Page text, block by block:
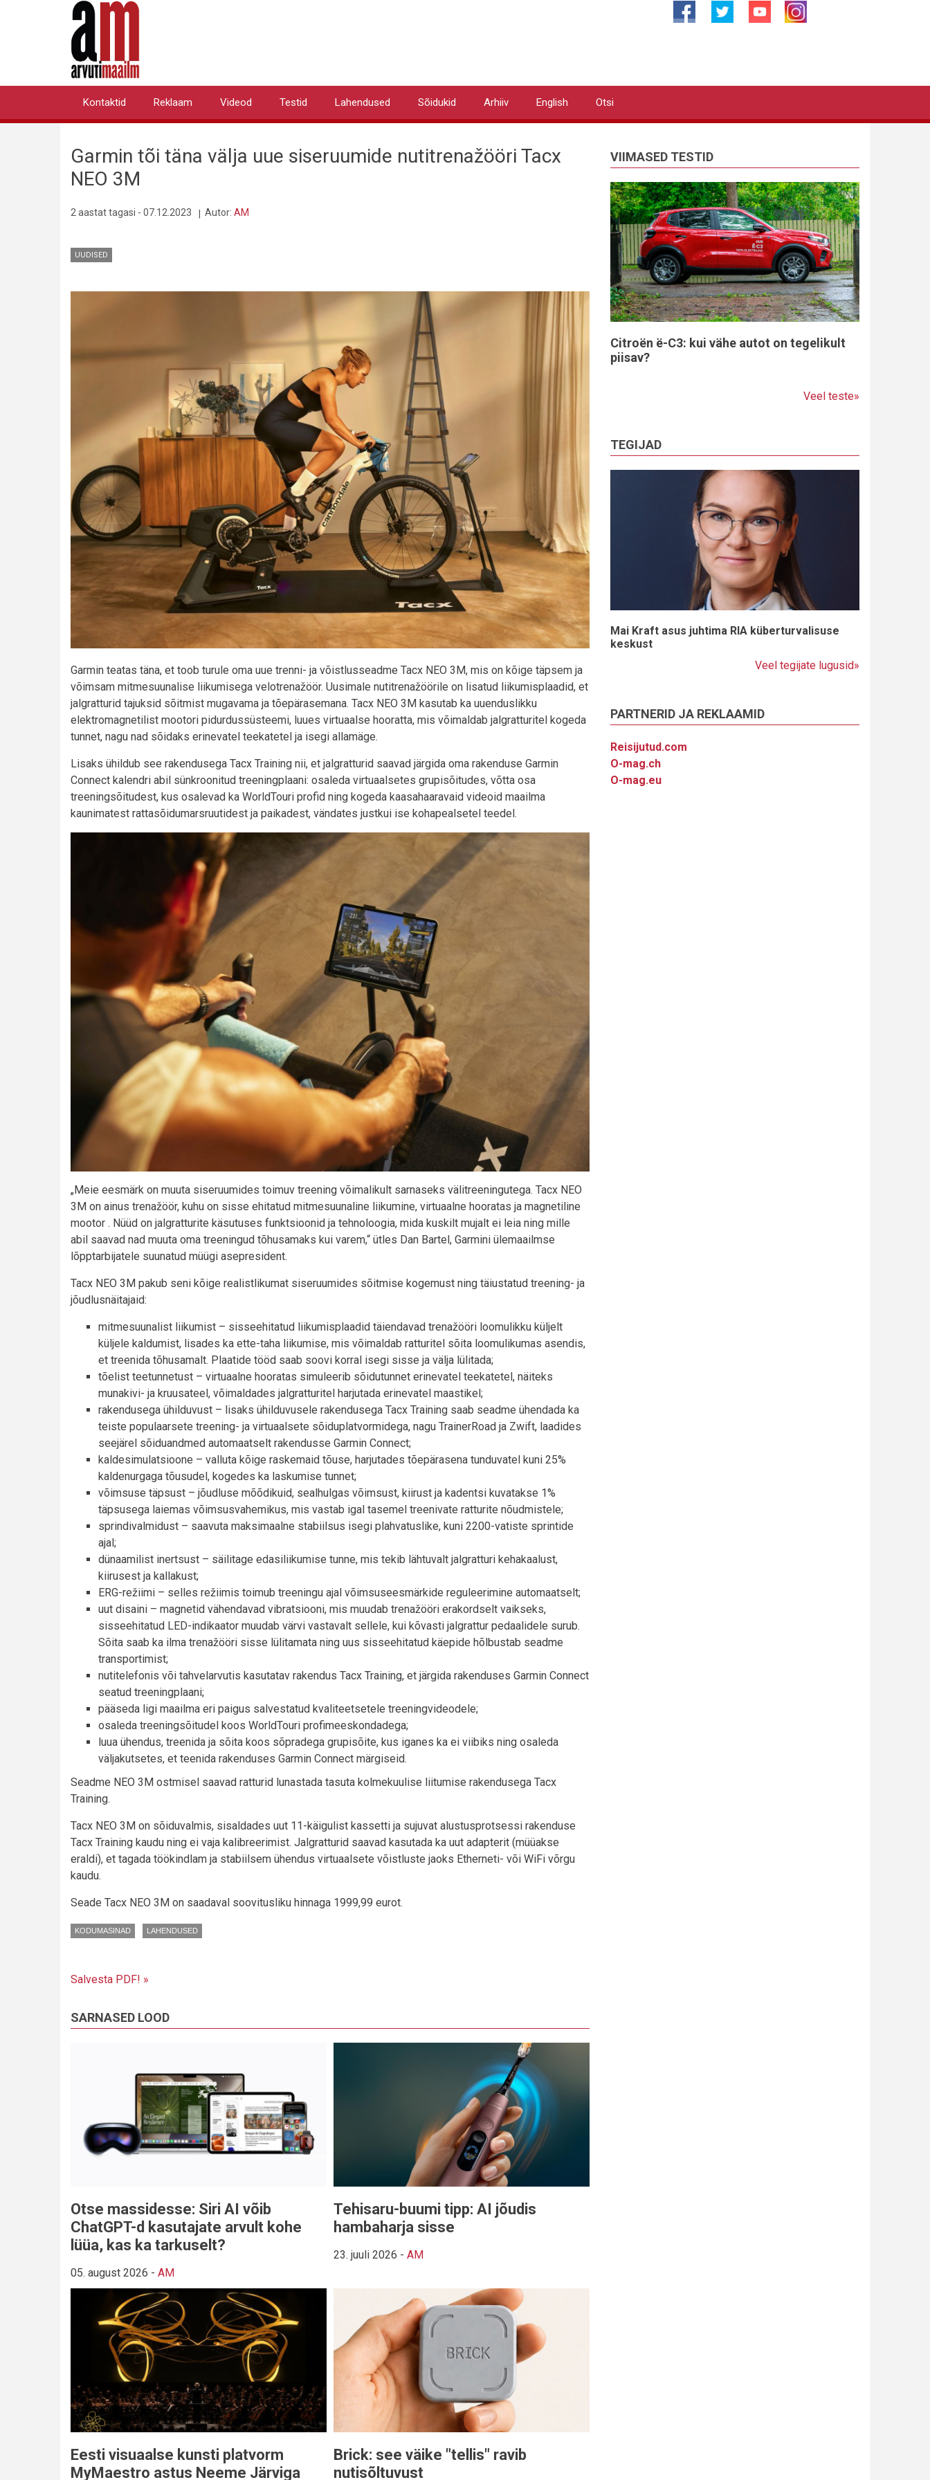
Primary
Kontaktid Reklaam Videod Testid Lahendused Sõidukid Arhiiv English Otsi
Garmin tõi täna välja uue siseruumide nutitrenažööri Tacx
NEO 3M
2 aastat tagasi - 07.12.2023 Autor: AM
UUDISED
Garmin teatas täna, et toob turule oma uue trenni- ja võistlusseadme Tacx NEO 3M, mis on kõige täpsem ja
võimsam mitmesuunalise liikumisega velotrenažöör. Uusimale nutitrenažöörile on lisatud liikumisplaadid, et
jalgratturid tajuksid sõitmist mugavama ja tõepärasemana. Tacx NEO 3M kasutab ka uuenduslikku
elektromagnetilist mootori pidurdussüsteemi, luues virtuaalse hooratta, mis võimaldab jalgratturitel kogeda
tunnet, nagu nad sõidaks erinevatel teekatetel ja isegi allamäge.
Lisaks ühildub see rakendusega Tacx Training nii, et jalgratturid saavad järgida oma rakenduse Garmin
Connect kalendri abil sünkroonitud treeningplaani: osaleda virtuaalsetes grupisõitudes, võtta osa
treeningsõitudest, kus osalevad ka WorldTouri profid ning kogeda kaasahaaravaid videoid maailma
kaunimatest rattasõidumarsruutidest ja paikadest, vändates justkui ise kohapealsetel teedel.
„Meie eesmärk on muuta siseruumides toimuv treening võimalikult sarnaseks välitreeningutega. Tacx NEO
3M on ainus trenažöör, kuhu on sisse ehitatud mitmesuunaline liikumine, virtuaalne hooratas ja magnetiline
mootor . Nüüd on jalgratturite käsutuses funktsioonid ja tehnoloogia, mida kuskilt mujalt ei leia ning mille
abil saavad nad muuta oma treeningud tõhusamaks kui varem,“ ütles Dan Bartel, Garmini ülemaailmse
lõpptarbijatele suunatud müügi asepresident.
Tacx NEO 3M pakub seni kõige realistlikumat siseruumides sõitmise kogemust ning täiustatud treening- ja
jõudlusnäitajaid:
mitmesuunalist liikumist – sisseehitatud liikumisplaadid täiendavad trenažööri loomulikku küljelt
küljele kaldumist, lisades ka ette-taha liikumise, mis võimaldab ratturitel sõita loomulikumas asendis,
et treenida tõhusamalt. Plaatide tööd saab soovi korral isegi sisse ja välja lülitada;
tõelist teetunnetust – virtuaalne hooratas simuleerib sõidutunnet erinevatel teekatetel, näiteks
munakivi- ja kruusateel, võimaldades jalgratturitel harjutada erinevatel maastikel;
rakendusega ühilduvust – lisaks ühilduvusele rakendusega Tacx Training saab seadme ühendada ka
teiste populaarsete treening- ja virtuaalsete sõiduplatvormidega, nagu TrainerRoad ja Zwift, laadides
seejärel sõiduandmed automaatselt rakendusse Garmin Connect;
kaldesimulatsioone – valluta kõige raskemaid tõuse, harjutades tõepärasena tunduvatel kuni 25%
kaldenurgaga tõusudel, kogedes ka laskumise tunnet;
võimsuse täpsust – jõudluse mõõdikuid, sealhulgas võimsust, kiirust ja kadentsi kuvatakse 1%
täpsusega laiemas võimsusvahemikus, mis vastab igal tasemel treenivate ratturite nõudmistele;
sprindivalmidust – saavuta maksimaalne stabiilsus isegi plahvatuslike, kuni 2200-vatiste sprintide
ajal;
dünaamilist inertsust – säilitage edasiliikumise tunne, mis tekib lähtuvalt jalgratturi kehakaalust,
kiirusest ja kallakust;
ERG-režiimi – selles režiimis toimub treeningu ajal võimsuseesmärkide reguleerimine automaatselt;
uut disaini – magnetid vähendavad vibratsiooni, mis muudab trenažööri erakordselt vaikseks,
sisseehitatud LED-indikaator muudab värvi vastavalt sellele, kui kõvasti jalgrattur pedaalidele surub.
Sõita saab ka ilma trenažööri sisse lülitamata ning uus sisseehitatud käepide hõlbustab seadme
transportimist;
nutitelefonis või tahvelarvutis kasutatav rakendus Tacx Training, et järgida rakenduses Garmin Connect
seatud treeningplaani;
pääseda ligi maailma eri paigus salvestatud kvaliteetsetele treeningvideodele;
osaleda treeningsõitudel koos WorldTouri profimeeskondadega;
luua ühendus, treenida ja sõita koos sõpradega grupisõite, kus iganes ka ei viibiks ning osaleda
väljakutsetes, et teenida rakenduses Garmin Connect märgiseid.
Seadme NEO 3M ostmisel saavad ratturid lunastada tasuta kolmekuulise liitumise rakendusega Tacx
Training.
Tacx NEO 3M on sõiduvalmis, sisaldades uut 11-käigulist kassetti ja sujuvat alustusprotsessi rakenduse
Tacx Training kaudu ning ei vaja kalibreerimist. Jalgratturid saavad kasutada ka uut adapterit (müüakse
eraldi), et tagada töökindlam ja stabiilsem ühendus virtuaalsete võistluste jaoks Etherneti- või WiFi võrgu
kaudu.
Seade Tacx NEO 3M on saadaval soovitusliku hinnaga 1999,99 eurot.
KODUMASINAD LAHENDUSED
Salvesta PDF! »
SARNASED LOOD
Otse massidesse: Siri AI võib
ChatGPT-d kasutajate arvult kohe
lüüa, kas ka tarkuselt?
05. august 2026 - AM
Tehisaru-buumi tipp: AI jõudis
hambaharja sisse
23. juuli 2026 - AM
Eesti visuaalse kunsti platvorm
MyMaestro astus Neeme Järviga
Brick: see väike "tellis" ravib
nutisõltuvust
VIIMASED TESTID
Citroën ë-C3: kui vähe autot on tegelikult
piisav?
Veel teste»
TEGIJAD
Mai Kraft asus juhtima RIA küberturvalisuse
keskust
Veel tegijate lugusid»
PARTNERID JA REKLAAMID
Reisijutud.com
O-mag.ch
O-mag.eu